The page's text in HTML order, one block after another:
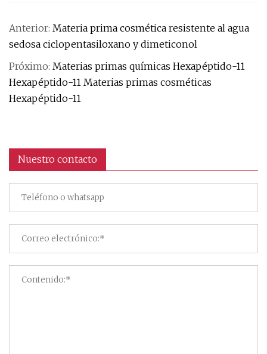
Anterior: Materia prima cosmética resistente al agua
sedosa ciclopentasiloxano y dimeticonol
Próximo: Materias primas químicas Hexapéptido-11
Hexapéptido-11 Materias primas cosméticas
Hexapéptido-11
Nuestro contacto